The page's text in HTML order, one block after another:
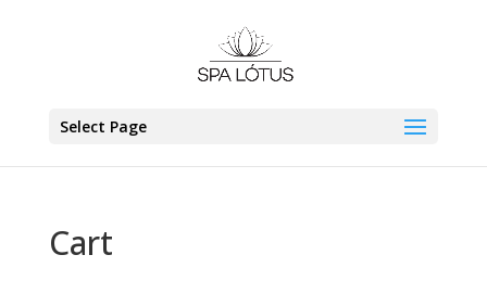
Select Page
Cart